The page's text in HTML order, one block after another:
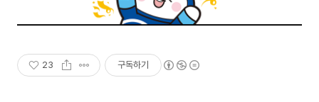
23 구독하기